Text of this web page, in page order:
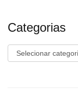
Categorias
Categorias